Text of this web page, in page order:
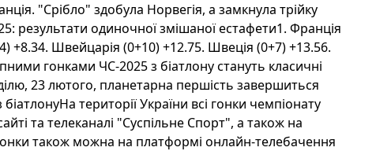
"Срібло" здобула Норвегія, а замкнула трійку
результати одиночної змішаної естафети1. Франція
+8.34. Швейцарія (0+10) +12.75. Швеція (0+7) +13.56.
гонками ЧС-2025 з біатлону стануть класичні
23 лютого, планетарна першість завершиться
території України всі гонки чемпіонату
та телеканалі "Суспільне Спорт", а також на
також можна на платформі онлайн-телебачення